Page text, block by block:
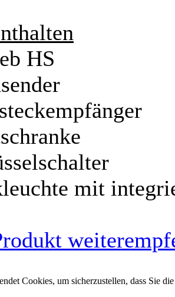
HS
mit
Cookies, um sicherzustellen, dass Sie